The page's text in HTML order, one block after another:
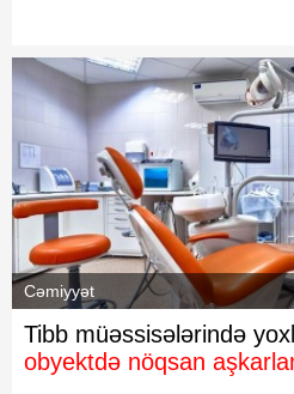
Cəmiyyət
Tibb müəssisələrində
obyektdə nöqsan